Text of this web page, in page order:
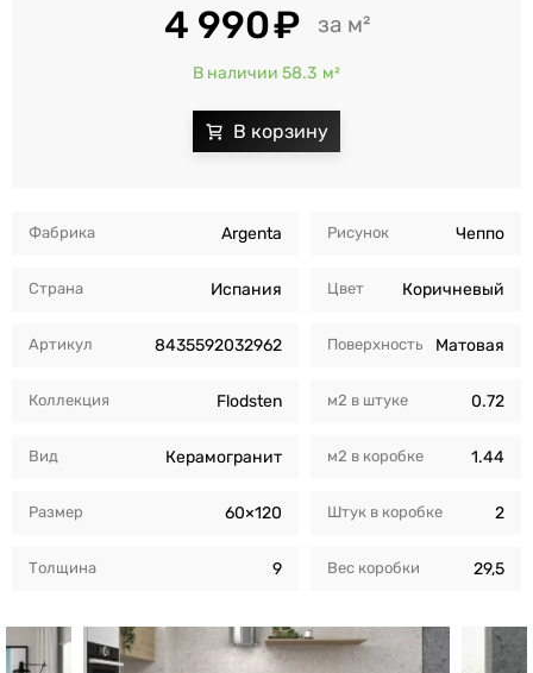
Фабрика Argenta
Страна Испания
Артикул 8435592032962
Коллекция Flodsten
Вид Керамогранит
Размер 60×120
Толщина 9
Рисунок Чеппо
Цвет Коричневый
Поверхность Матовая
м2 в штуке 0.72
м2 в коробкe 1.44
Штук в коробкe 2
Вес коробки 29,5
4 990 м²
В наличии 58.3 м²